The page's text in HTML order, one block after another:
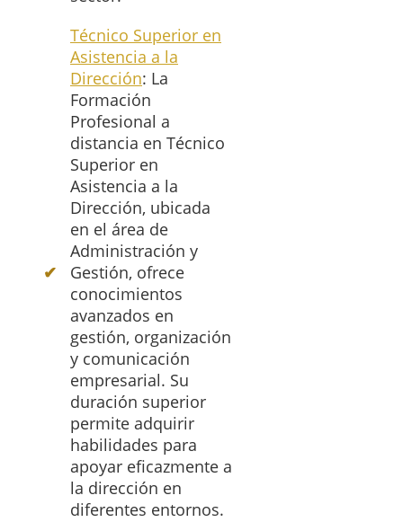
Técnico Superior en
Asistencia a la
Dirección: La
Formación
Profesional a
distancia en Técnico
Superior en
Asistencia a la
Dirección, ubicada
en el área de
Administración y
Gestión, ofrece
conocimientos
avanzados en
gestión, organización
y comunicación
empresarial. Su
duración superior
permite adquirir
habilidades para
apoyar eficazmente a
la dirección en
diferentes entornos.